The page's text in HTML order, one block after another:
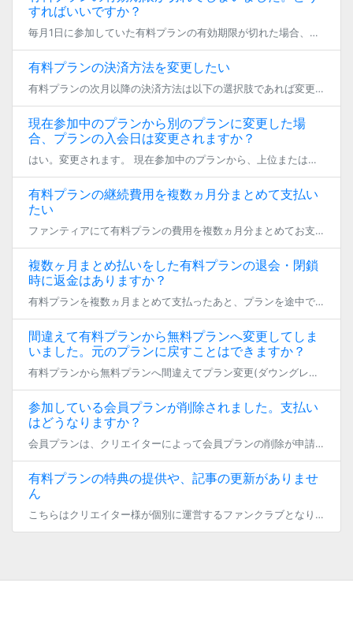
すればいいですか？
毎月1日に参加していた有料プランの有効期限が切れた場合、登録状態は支払い猶予期間へと移行します。 23日23:59までの間、参加中のファンクラブは無料プランへの仮移行状態となり、有効期限を更新せず24日となった場合にその […]
有料プランの決済方法を変更したい
有料プランの次月以降の決済方法は以下の選択肢であれば変更が可能です。 各手順でお支払い方法のご変更をいただき、期日までにお支払いいただければ、プランの継続加入が可能となります。 ※現在加入いただいているプランから退会する […]
現在参加中のプランから別のプランに変更した場
合、プランの入会日は変更されますか？
はい。変更されます。 現在参加中のプランから、上位または下位プランに変更された場合、入会日はプランを変更した日付に上書きされます。 また、プラン退会後に再入会された場合も、再入会された日付が入会日となります。
有料プランの継続費用を複数ヵ月分まとめて支払い
たい
ファンティアにて有料プランの費用を複数ヵ月分まとめてお支払い頂く場合、 以下の手段にてご対応を頂くことが可能です。（利用可能なお支払い方法に制限はありません。） 購入期間の指定方法 上乗せ支援も同時に行いたい場合 購入期 […]
複数ヶ月まとめ払いをした有料プランの退会・閉鎖
時に返金はありますか？
有料プランを複数ヵ月まとめて支払ったあと、プランを途中で退会した場合 有料プランの有効期限が残っている状態で、無料プランへの変更や、退会をされた場合、 残りの期間分の代金につきましては返金されませんのでご注意ください。 […]
間違えて有料プランから無料プランへ変更してしま
いました。元のプランに戻すことはできますか？
有料プランから無料プランへ間違えてプラン変更(ダウングレード)を行ってしまった場合、 同月内であれば追加料金なしで再び同じプランに参加することができます。 ただし、プランの継続期間はリセットされますのでご注意ください。 […]
参加している会員プランが削除されました。支払い
はどうなりますか？
会員プランは、クリエイターによって会員プランの削除が申請された月の翌月に、自動で削除されます。該当プランの加入者は、翌月末まで限定コンテンツが閲覧可能となります。なお、削除が申請された月の翌月は、ファンクラブ会員費・商品 […]
有料プランの特典の提供や、記事の更新がありませ
ん
こちらはクリエイター様が個別に運営するファンクラブとなりますので、 一度メッセージ機能でクリエイター様に直接お問い合わせいただきますようお願い申し上げます。 クリエイター様からの返信がない場合は調査いたしますので、 お手 […]